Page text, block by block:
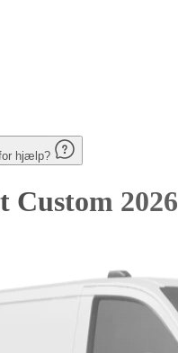
hjælp?
Custom 2026